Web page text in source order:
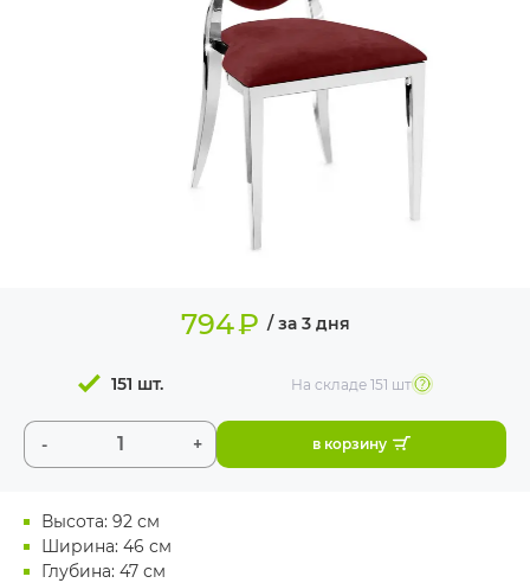
Высота: 92 см
Ширина: 46 см
Глубина: 47 см
794₽ / за 3 дня
- +
151 шт. На складе 151 шт
в корзину